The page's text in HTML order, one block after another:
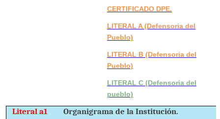
CERTIFICADO DPE.
LITERAL A (Defensoria del
Pueblo)
LITERAL B (Defensoria del
Pueblo)
LITERAL C (Defensoria del
pueblo)
Literal a1Organigrama de la Institución.